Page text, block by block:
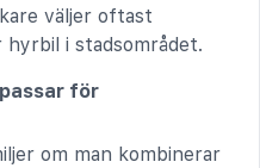
väljer oftast
i stadsområdet.
för
om man kombinerar